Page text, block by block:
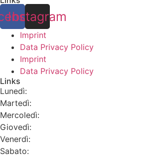
Instagram
Imprint
Data Privacy Policy
Imprint
Data Privacy Policy
Links
Lunedì:
Martedì:
Mercoledì:
Giovedì:
Venerdì:
Sabato: